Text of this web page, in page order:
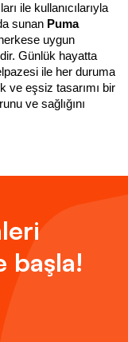
ile kullanıcılarıyla
sunan
Puma
uygun
Günlük hayatta
ile her duruma
ve eşsiz tasarımı bir
ve sağlığını
biri olan Puma,
türlü beklentiyi
koşu, fitness,
olarak tasarlanır.
olmalarıyla
ile göz önüne çıkar.
ile satışa sunulan
başla!